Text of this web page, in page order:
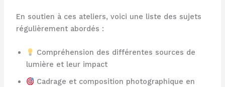
En soutien à ces ateliers, voici une liste des sujets
régulièrement abordés :
Compréhension des différentes sources de
lumière et leur impact
Cadrage et composition photographique en